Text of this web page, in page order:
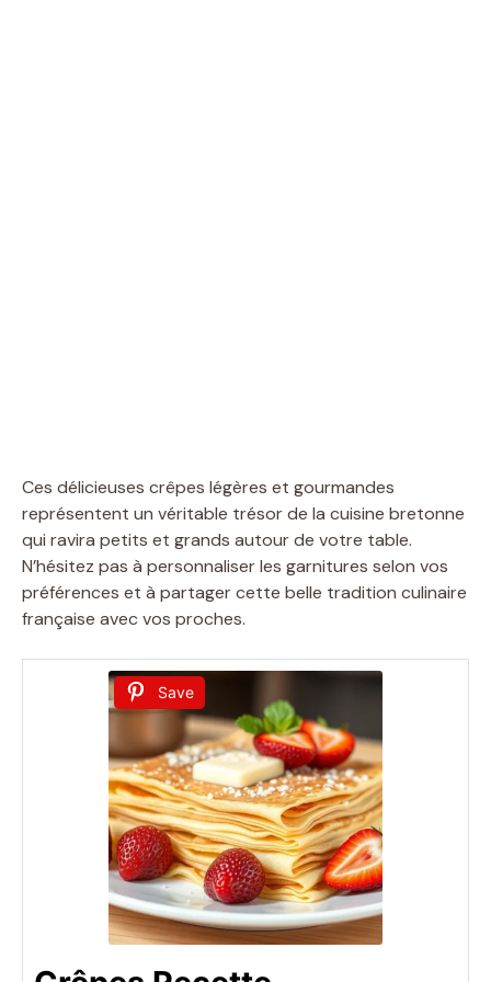
Ces délicieuses crêpes légères et gourmandes
représentent un véritable trésor de la cuisine bretonne
qui ravira petits et grands autour de votre table.
N’hésitez pas à personnaliser les garnitures selon vos
préférences et à partager cette belle tradition culinaire
française avec vos proches.
Save